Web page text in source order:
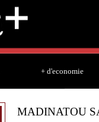
+ d'economie
MADINATOU